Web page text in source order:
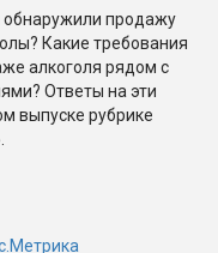
обнаружили продажу
Какие требования
алкоголя рядом с
Ответы на эти
выпуске рубрике